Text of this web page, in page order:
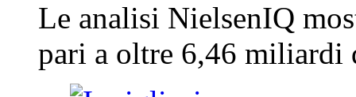
Le analisi NielsenIQ
pari a oltre 6,46